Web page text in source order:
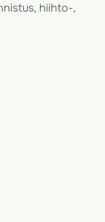
hiihto-,